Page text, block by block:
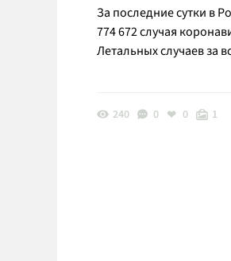
За последние сутки в
774 672 случая
Летальных случаев за
240 0 0 1